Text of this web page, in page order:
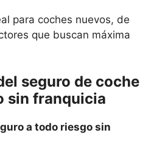
para coches nuevos, de
que buscan máxima
seguro de coche
sin franquicia
a todo riesgo sin